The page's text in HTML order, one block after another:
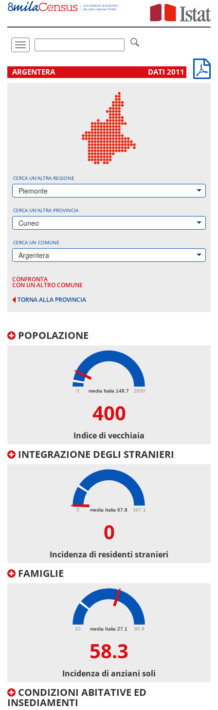
Vai
direttamente
Toggle
navigation
.
ARGENTERA DATI 2011
CERCA UN'ALTRA REGIONE
Piemonte
CERCA UN'ALTRA PROVINCIA
Cuneo
CERCA UN COMUNE
Argentera
CONFRONTA
CON UN ALTRO COMUNE
TORNA ALLA PROVINCIA
POPOLAZIONE
media Italia 148.7
0 2850
400
Indice di vecchiaia
INTEGRAZIONE DEGLI STRANIERI
media Italia 67.8
0 367.1
0
Incidenza di residenti stranieri
FAMIGLIE
media Italia 27.1
10 90.9
58.3
Incidenza di anziani soli
CONDIZIONI ABITATIVE ED
INSEDIAMENTI